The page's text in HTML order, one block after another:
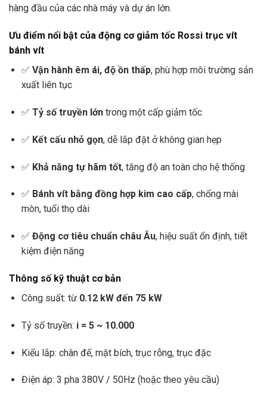
hàng đầu của các nhà máy và dự án lớn.
Ưu điểm nổi bật của động cơ giảm tốc Rossi trục vít
bánh vít
✅ Vận hành êm ái, độ ồn thấp, phù hợp môi trường sản
xuất liên tục
✅ Tỷ số truyền lớntrong một cấp giảm tốc
✅ Kết cấu nhỏ gọn, dễ lắp đặt ở không gian hẹp
✅ Khả năng tự hãm tốt, tăng độ an toàn cho hệ thống
✅ Bánh vít bằng đồng hợp kim cao cấp, chống mài
mòn, tuổi thọ dài
✅ Động cơ tiêu chuẩn châu Âu, hiệu suất ổn định, tiết
kiệm điện năng
Thông số kỹ thuật cơ bản
Công suất: từ 0.12 kW đến 75 kW
Tỷ số truyền: i = 5 ~ 10.000
Kiểu lắp: chân đế, mặt bích, trục rỗng, trục đặc
Điện áp: 3 pha 380V / 50Hz (hoặc theo yêu cầu)